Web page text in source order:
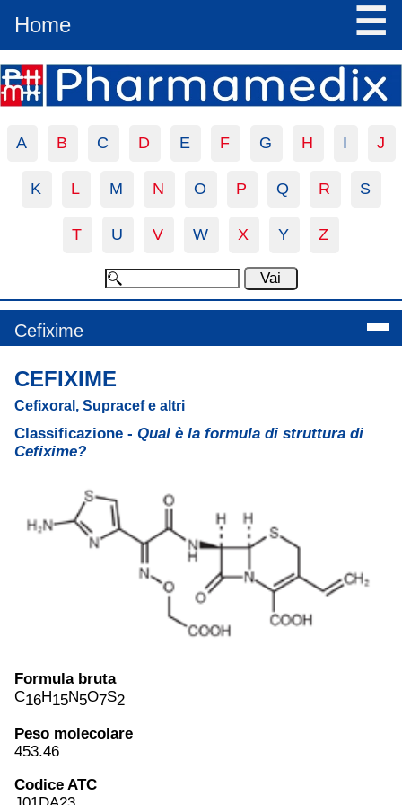
Home ☰
A B C D E F G H I J
K L M N O P Q R S
T U V W X Y Z
Cefixime
CEFIXIME
Cefixoral, Supracef e altri
Classificazione - Qual è la formula di struttura di
Cefixime?
Formula bruta
C16H15N5O7S2
Peso molecolare
453.46
Codice ATC